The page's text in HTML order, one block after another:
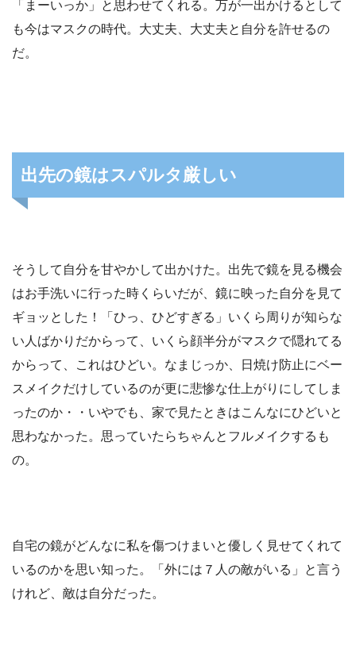
「まーいっか」と思わせてくれる。万が一出かけるとして
も今はマスクの時代。大丈夫、大丈夫と自分を許せるの
だ。
出先の鏡はスパルタ厳しい
そうして自分を甘やかして出かけた。出先で鏡を見る機会
はお手洗いに行った時くらいだが、鏡に映った自分を見て
ギョッとした！「ひっ、ひどすぎる」いくら周りが知らな
い人ばかりだからって、いくら顔半分がマスクで隠れてる
からって、これはひどい。なまじっか、日焼け防止にベー
スメイクだけしているのが更に悲惨な仕上がりにしてしま
ったのか・・いやでも、家で見たときはこんなにひどいと
思わなかった。思っていたらちゃんとフルメイクするも
の。
自宅の鏡がどんなに私を傷つけまいと優しく見せてくれて
いるのかを思い知った。「外には７人の敵がいる」と言う
けれど、敵は自分だった。